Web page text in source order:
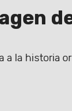
a la historia